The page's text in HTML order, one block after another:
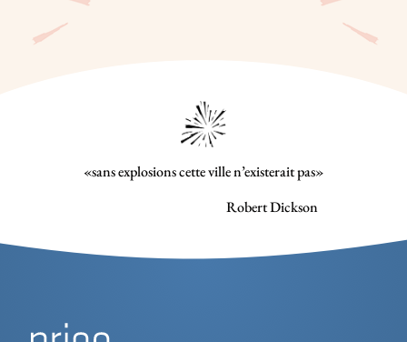
«sans explosions cette ville n’existerait pas»
Robert Dickson